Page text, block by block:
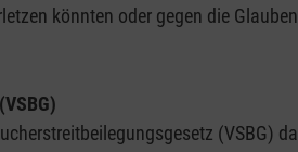
könnten oder gegen die
(VSBG)